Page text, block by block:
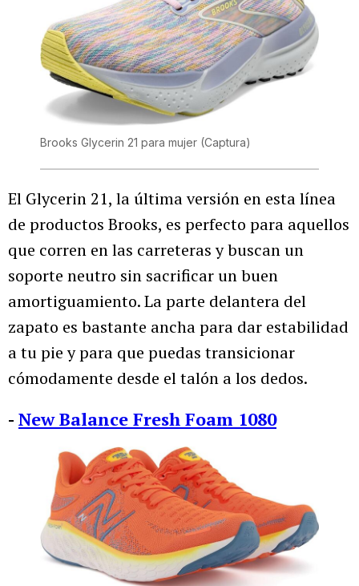
Brooks Glycerin 21 para mujer (Captura)
El Glycerin 21, la última versión en esta línea
de productos Brooks, es perfecto para aquellos
que corren en las carreteras y buscan un
soporte neutro sin sacrificar un buen
amortiguamiento. La parte delantera del
zapato es bastante ancha para dar estabilidad
a tu pie y para que puedas transicionar
cómodamente desde el talón a los dedos.
- New Balance Fresh Foam 1080